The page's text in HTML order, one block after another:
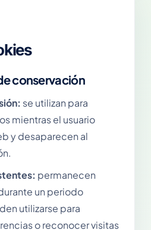
conservación
se utilizan para
mientras el usuario
y desaparecen al
permanecen
un periodo
utilizarse para
o reconocer visitas